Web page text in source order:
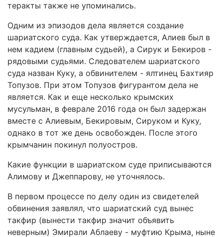
теракты также не упоминались.
Одним из эпизодов дела является создание
шариатского суда. Как утверждается, Алиев был в
нем кадием (главным судьей), а Сирук и Бекиров -
рядовыми судьями. Следователем шариатского
суда назван Куку, а обвинителем - ялтинец Бахтияр
Топузов. При этом Топузов фигурантом дела не
является. Как и еще несколько крымских
мусульман, в феврале 2016 года он был задержан
вместе с Алиевым, Бекировым, Сируком и Куку,
однако в тот же день освобожден. После этого
крымчанин покинул полуостров.
Какие функции в шариатском суде приписываются
Алимову и Джеппарову, не уточнялось.
В первом процессе по делу один из свидетелей
обвинения заявлял, что шариатский суд вынес
такфир (вынести такфир значит объявить
неверным) Эмирали Аблаеву - муфтию Крыма, ныне